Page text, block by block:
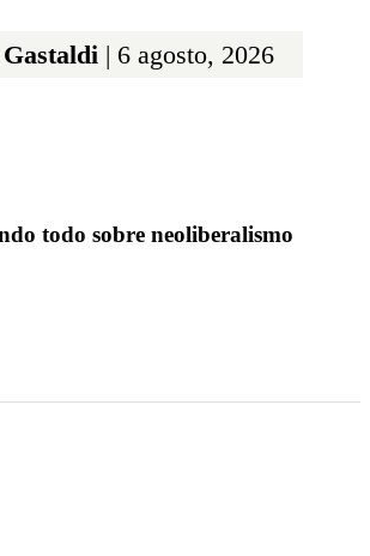
Gastaldi | 6 agosto, 2026
todo sobre neoliberalismo